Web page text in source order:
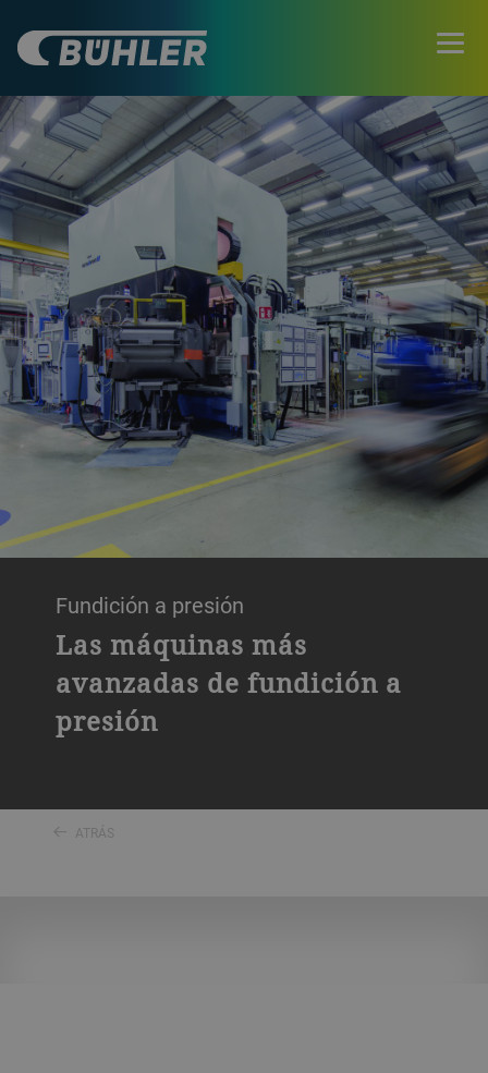
Fundición a presión
Las máquinas más
avanzadas de fundición a
presión
ATRÁS